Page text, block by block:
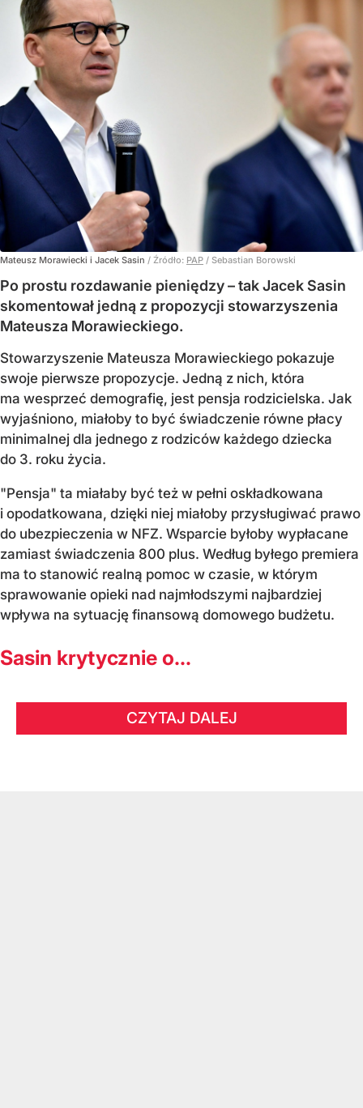
Mateusz Morawiecki i Jacek Sasin / Źródło: PAP / Sebastian Borowski
Po prostu rozdawanie pieniędzy – tak Jacek Sasin
skomentował jedną z propozycji stowarzyszenia
Mateusza Morawieckiego.
Stowarzyszenie Mateusza Morawieckiego pokazuje
swoje pierwsze propozycje. Jedną z nich, która
ma wesprzeć demografię, jest pensja rodzicielska. Jak
wyjaśniono, miałoby to być świadczenie równe płacy
minimalnej dla jednego z rodziców każdego dziecka
do 3. roku życia.
"Pensja" ta miałaby być też w pełni oskładkowana
i opodatkowana, dzięki niej miałoby przysługiwać prawo
do ubezpieczenia w NFZ. Wsparcie byłoby wypłacane
zamiast świadczenia 800 plus. Według byłego premiera
ma to stanowić realną pomoc w czasie, w którym
sprawowanie opieki nad najmłodszymi najbardziej
wpływa na sytuację finansową domowego budżetu.
Sasin krytycznie o...
CZYTAJ DALEJ